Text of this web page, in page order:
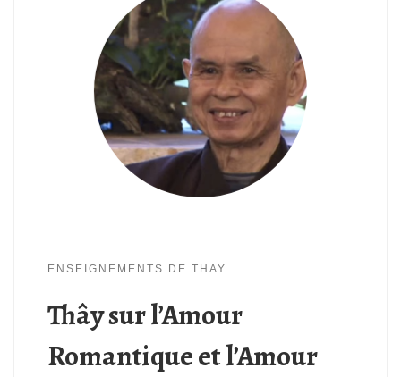
ENSEIGNEMENTS DE THAY
Thây sur l’Amour
Romantique et l’Amour